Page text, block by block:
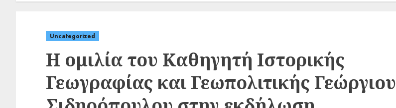
Uncategorized
Η ομιλία του Καθηγητή Ιστορικής
Γεωγραφίας και Γεωπολιτικής Γεώργιου